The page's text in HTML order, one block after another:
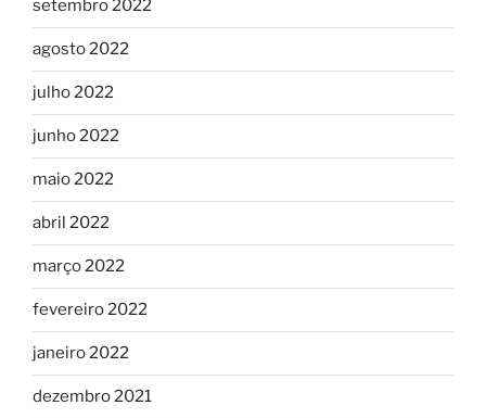
setembro 2022
agosto 2022
julho 2022
junho 2022
maio 2022
abril 2022
março 2022
fevereiro 2022
janeiro 2022
dezembro 2021